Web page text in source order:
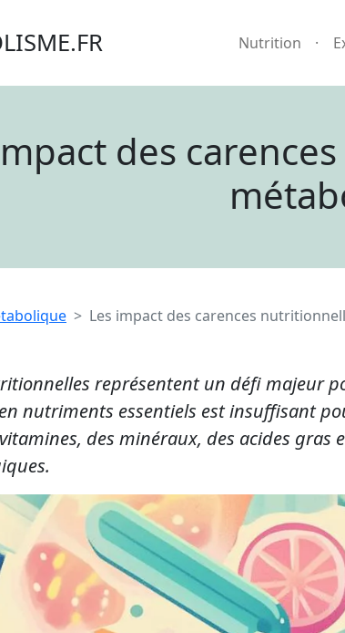
Nutrition
des
Les impact des carences
représentent un défi majeur
nutriments essentiels est insuffisant
des minéraux, des acides